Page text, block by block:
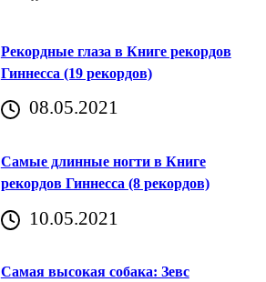
Рекордные глаза в Книге рекордов
Гиннесса (19 рекордов)
08.05.2021
Самые длинные ногти в Книге
рекордов Гиннесса (8 рекордов)
10.05.2021
Самая высокая собака: Зевс